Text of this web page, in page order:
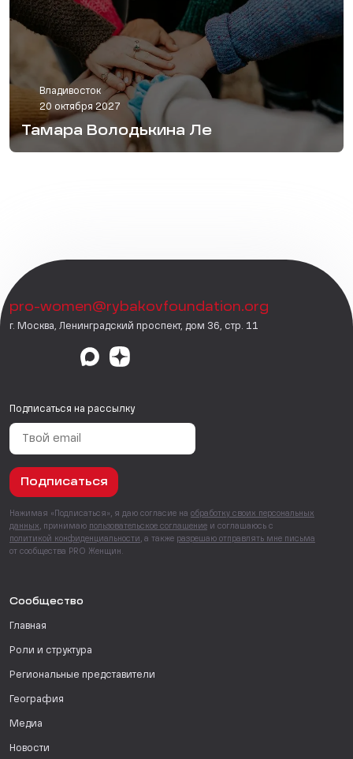
Владивосток
20 октября 2027
Тамара Володькина Ле
pro-women@rybakovfoundation.org
г. Москва, Ленинградский проспект, дом 36, стр. 11
Подписаться на рассылку
Подписаться
Нажимая «Подписаться», я даю согласие на обработку своих персональных
данных , принимаю пользовательское соглашение и соглашаюсь с
политикой конфиденциальности , а также разрешаю отправлять мне письма
от сообщества PRO Женщин.
Сообщество
Главная
Роли и структура
Региональные представители
География
Медиа
Новости